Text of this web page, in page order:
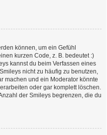
können, um ein Gefühl
kurzen Code, z. B. bedeutet :)
kannst du beim Verfassen eines
nicht zu häufig zu benutzen,
machen und ein Moderator könnte
oder gar komplett löschen.
der Smileys begrenzen, die du